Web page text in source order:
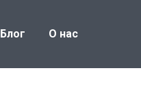
Блог О нас